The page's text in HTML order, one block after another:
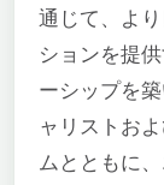
通じて、よ
ションを提
ーシップを
ャリストお
ムとともに